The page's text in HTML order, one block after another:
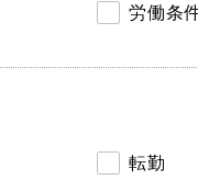
労働条
転勤